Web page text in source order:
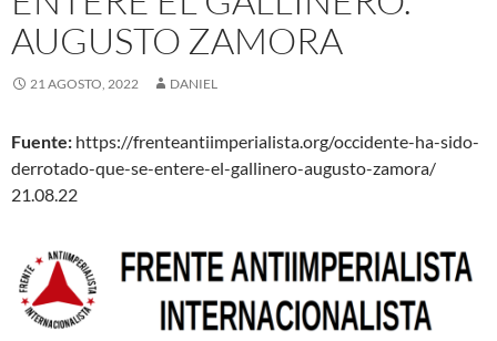
AUGUSTO ZAMORA
21 AGOSTO, 2022 DANIEL
Fuente: https://frenteantiimperialista.org/occidente-ha-sido-
derrotado-que-se-entere-el-gallinero-augusto-zamora/
21.08.22